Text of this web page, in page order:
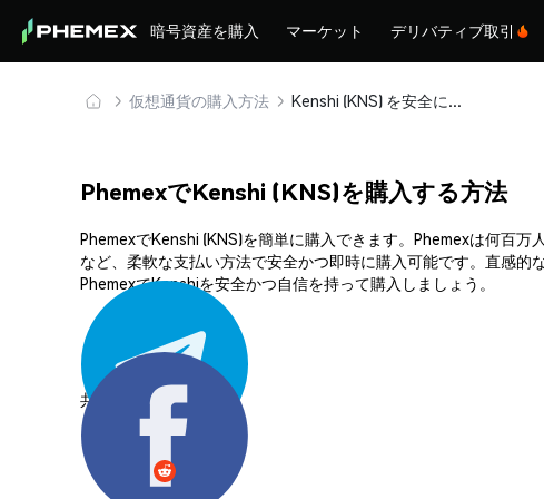
暗号資産を購入 マーケット デリバティブ取引
仮想通貨の購入方法 Kenshi (KNS) を安全に購入・保管
PhemexでKenshi (KNS)を購入する方法
PhemexでKenshi (KNS)を簡単に購入できます。Phemexは何百
など、柔軟な支払い方法で安全かつ即時に購入可能です。直感的
PhemexでKenshiを安全かつ自信を持って購入しましょう。
共有する: